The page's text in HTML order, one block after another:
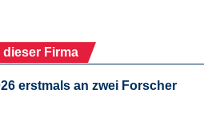
Firma
erstmals an zwei Forscher